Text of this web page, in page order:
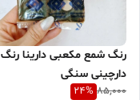
رنگ شمع مکعبی دارینا رنگ
دارچینی سنگی
85,000
24%